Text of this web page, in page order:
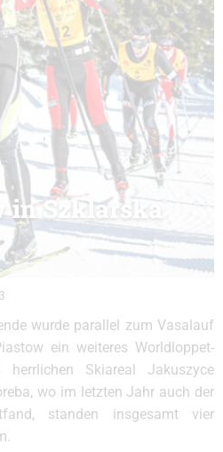
in Szklarska
wurde parallel zum Vasalauf
ein weiteres Worldloppet-
herrlichen Skiareal Jakuszyce
wo im letzten Jahr auch der
standen insgesamt vier